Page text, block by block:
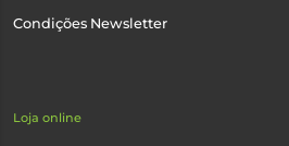
Condições Newsletter
Loja online